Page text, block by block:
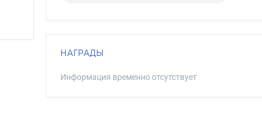
НАГРАДЫ
Информация временно отсутствует